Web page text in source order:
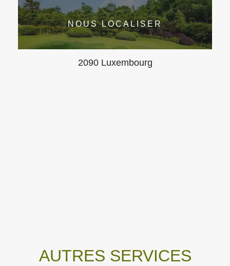
NOUS LOCALISER
2090 Luxembourg
AUTRES SERVICES